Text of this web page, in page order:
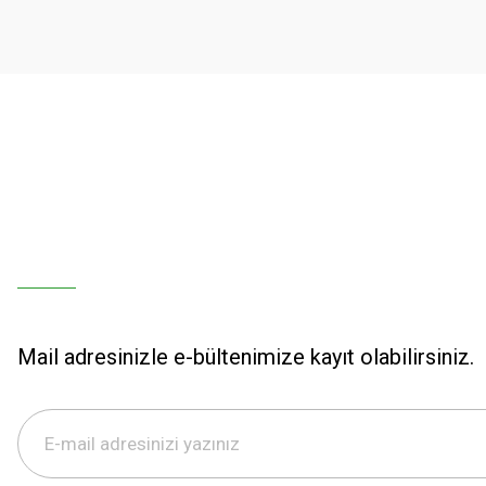
Mail adresinizle e-bültenimize kayıt olabilirsiniz.